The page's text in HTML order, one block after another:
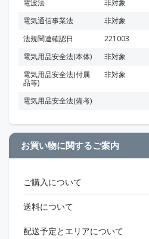
電波法
非対象
電気通信事業法
非対象
法規関連確認日
221003
電気用品安全法(本体)
非対象
電気用品安全法(付属
品等)
非対象
電気用品安全法(備考)
お買い物に関するご案内
ご購入について
送料について
配送予定とエリアについて